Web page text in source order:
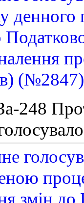
денного
(№2847)
248
змін до